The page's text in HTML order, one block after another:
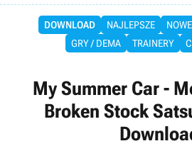
DOWNLOAD NAJLEPSZE NOWE
GRY / DEMA
TRAINERY
My Summer Car -
Broken Stock